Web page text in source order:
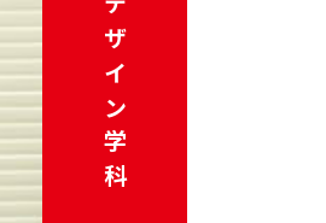
デザイン学科